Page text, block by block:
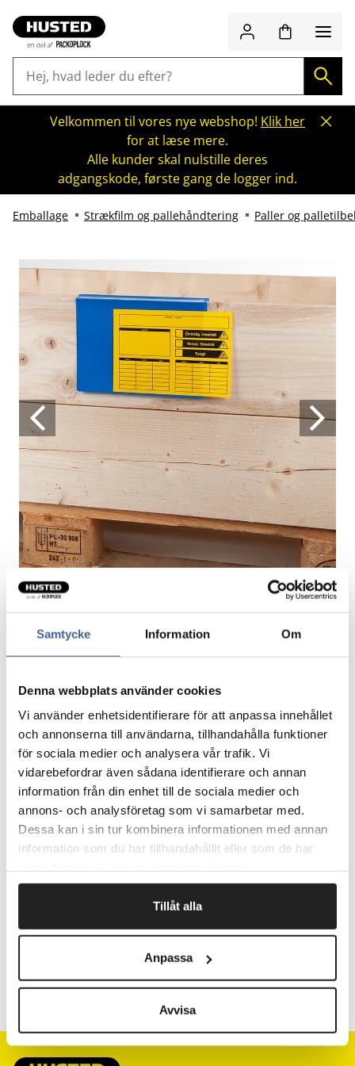
Samtycke Information Om
Denna webbplats använder cookies
Vi använder enhetsidentifierare för att anpassa innehållet
och annonserna till användarna, tillhandahålla funktioner
för sociala medier och analysera vår trafik. Vi
vidarebefordrar även sådana identifierare och annan
information från din enhet till de sociala medier och
annons- och analysföretag som vi samarbetar med.
Dessa kan i sin tur kombinera informationen med annan
information som du har tillhandahållit eller som de har
Tillåt alla
Anpassa
Avvisa
Velkommen til vores nye webshop! Klik her
for at læse mere.
Alle kunder skal nulstille deres
adgangskode, første gang de logger ind.
Emballage Strækfilm og pallehåndtering Paller og
Palle krave lomme
Etiketterne/papirerne beskyddes mod skidt og slitage
takket være den gennemsigtige platlomme på forsiden
Findes i A4L eller A5L
Fragtfrit når du handler for 1.900,-
Afsendelse samme dag ved bestilling
inden kl 10
Beskrivelse
590110 A4L
590100 A5L